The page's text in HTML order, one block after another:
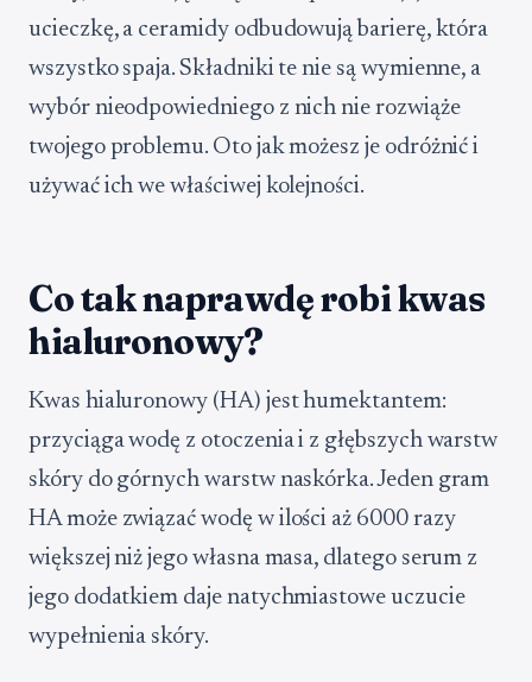
ucieczkę, a ceramidy odbudowują barierę, która
wszystko spaja. Składniki te nie są wymienne, a
wybór nieodpowiedniego z nich nie rozwiąże
twojego problemu. Oto jak możesz je odróżnić i
używać ich we właściwej kolejności.
Co tak naprawdę robi kwas
hialuronowy?
Kwas hialuronowy (HA) jest humektantem:
przyciąga wodę z otoczenia i z głębszych warstw
skóry do górnych warstw naskórka. Jeden gram
HA może związać wodę w ilości aż 6000 razy
większej niż jego własna masa, dlatego serum z
jego dodatkiem daje natychmiastowe uczucie
wypełnienia skóry.